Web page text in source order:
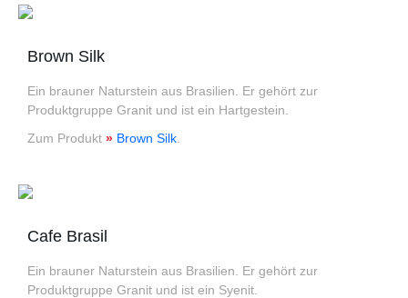
Brown Silk
Ein brauner Naturstein aus Brasilien. Er gehört zur
Produktgruppe Granit und ist ein Hartgestein.
Zum Produkt » Brown Silk
Cafe Brasil
Ein brauner Naturstein aus Brasilien. Er gehört zur
Produktgruppe Granit und ist ein Syenit.